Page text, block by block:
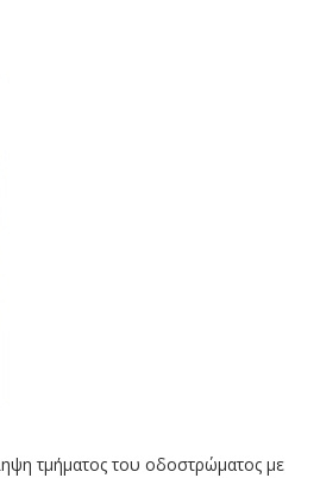
τμήματος του οδοστρώματος με